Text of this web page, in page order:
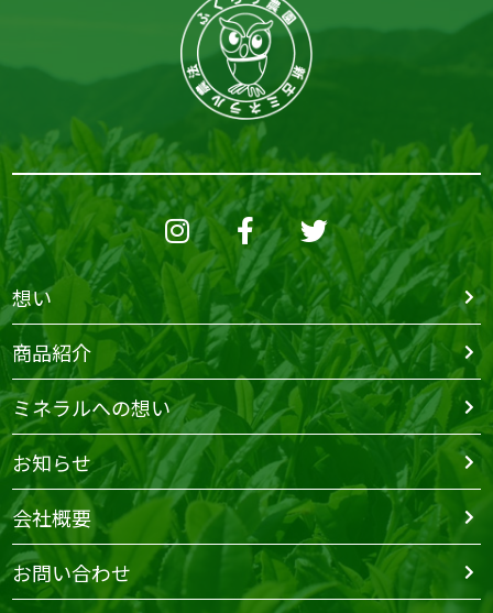
想い
商品紹介
ミネラルへの想い
お知らせ
会社概要
お問い合わせ